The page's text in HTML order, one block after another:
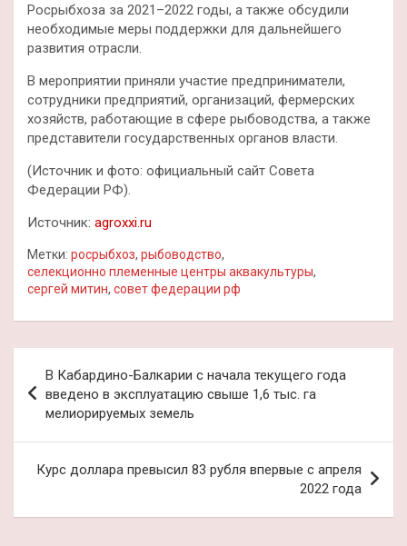
Росрыбхоза за 2021–2022 годы, а также обсудили
необходимые меры поддержки для дальнейшего
развития отрасли.
В мероприятии приняли участие предприниматели,
сотрудники предприятий, организаций, фермерских
хозяйств, работающие в сфере рыбоводства, а также
представители государственных органов власти.
(Источник и фото: официальный сайт Совета
Федерации РФ).
Источник: agroxxi.ru
Метки: росрыбхоз, рыбоводство,
селекционно племенные центры аквакультуры,
сергей митин, совет федерации рф
по
записям
В Кабардино-Балкарии с начала текущего года
введено в эксплуатацию свыше 1,6 тыс. га
мелиорируемых земель
Курс доллара превысил 83 рубля впервые с апреля
2022 года